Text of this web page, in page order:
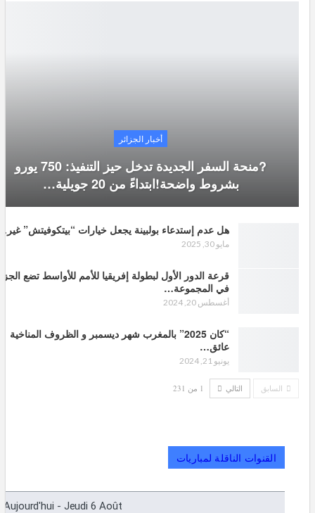
أخبار الجزائر
?منحة السفر الجديدة تدخل حيز التنفيذ: 750 يورو
بشروط واضحة!ابتداءً من 20 جويلية…
هل عدم إستدعاء بولبينة يجعل خيارات “بيتكوفيتش”
مايو 30, 2025
قرعة الدور الأول لبطولة إفريقيا للأمم للأواسط تضع
في المجموعة…
أغسطس 20, 2024
“كان 2025” بالمغرب شهر ديسمبر و الظروف المناخية
عائق…
يونيو 21, 2024
السابق التالي 1 من 231
القنوات الناقلة لمباريات